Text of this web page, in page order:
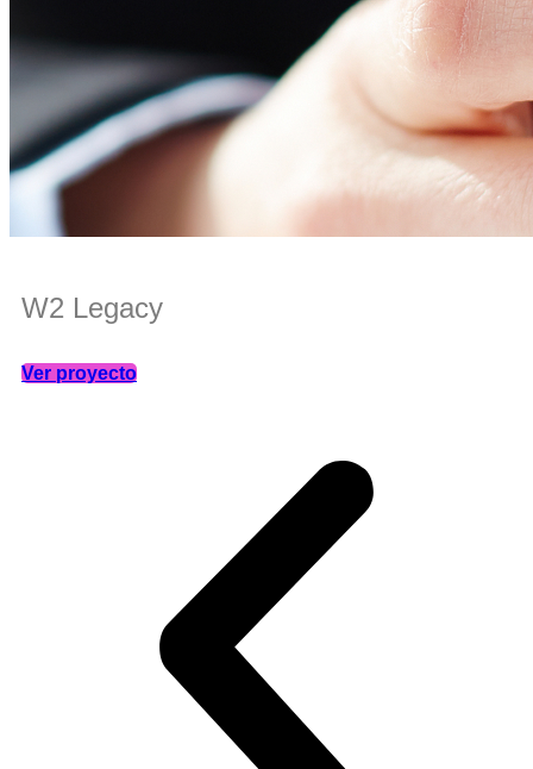
W2 Legacy
Ver proyecto